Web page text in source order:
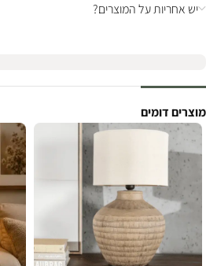
יש אחריות על המוצרים?
מוצרים דומים